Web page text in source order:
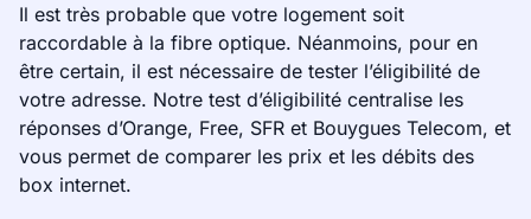
Il est très probable que votre logement soit
raccordable à la fibre optique. Néanmoins, pour en
être certain, il est nécessaire de tester l’éligibilité de
votre adresse. Notre test d’éligibilité centralise les
réponses d’Orange, Free, SFR et Bouygues Telecom, et
vous permet de comparer les prix et les débits des
box internet.